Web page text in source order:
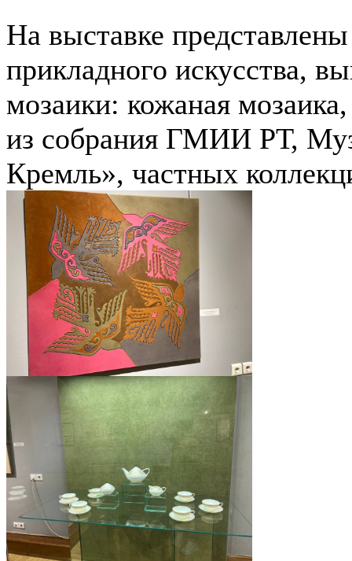
На выставке
прикладного искусства,
мозаики: кожаная
из собрания ГМИИ РТ,
Кремль», частных